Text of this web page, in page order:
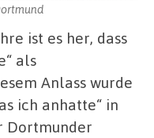
ist es her, dass
als
Anlass wurde
ich anhatte“ in
Dortmunder